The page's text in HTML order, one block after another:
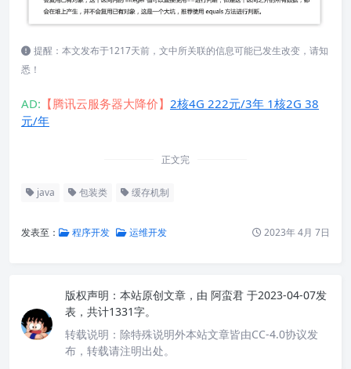
提醒：本文发布于1217天前，文中所关联的信息可能已发生改变，请知
悉！
AD: 【腾讯云服务器大降价】 2核4G 222元/3年 1核2G 38
元/年
正文完
java 包装类 缓存机制
发表至： 程序开发 运维开发 2023年 4月 7日
版权声明： 本站原创文章，由 阿蛮君 于2023-04-07发
表，共计1331字。
转载说明： 除特殊说明外本站文章皆由CC-4.0协议发
布，转载请注明出处。